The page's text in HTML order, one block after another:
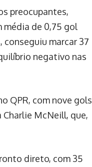
preocupantes,
média de 0,75 gol
conseguiu marcar 37
negativo nas
QPR, com nove gols
McNeill, que,
direto, com 35